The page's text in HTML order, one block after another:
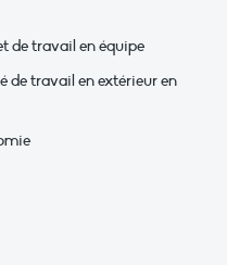
de travail en équipe
de travail en extérieur en